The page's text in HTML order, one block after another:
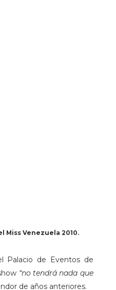
Venezuela 2010.
Palacio de Eventos de
“no tendrá nada que
de años anteriores.